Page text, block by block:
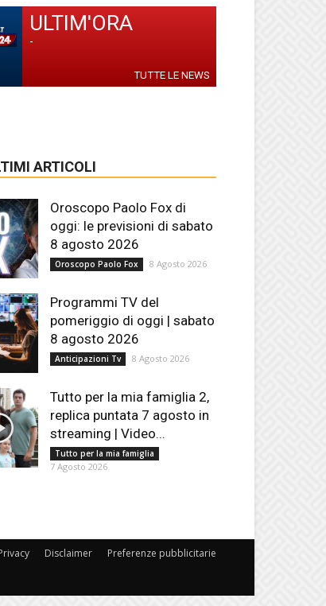
ULTIM'ORA
-
TUTTE LE NEWS
ARTICOLI
Oroscopo Paolo Fox di
oggi: le previsioni di sabato
8 agosto 2026
Oroscopo Paolo Fox 8 Agosto 2026
Programmi TV del
pomeriggio di oggi | sabato
8 agosto 2026
Anticipazioni Tv 8 Agosto 2026
Tutto per la mia famiglia 2,
replica puntata 7 agosto in
streaming | Video...
Tutto per la mia famiglia
7 Agosto 2026
Disclaimer Preferenze pubblicitarie